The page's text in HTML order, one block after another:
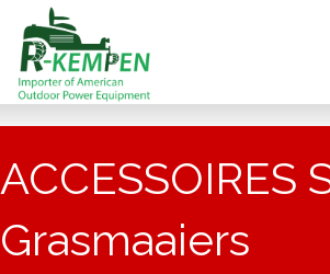
ACCESSOIRES
Grasmaaiers